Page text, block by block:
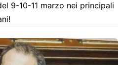
9-10-11 marzo nei principali